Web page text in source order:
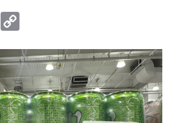
X
y
Li
nk